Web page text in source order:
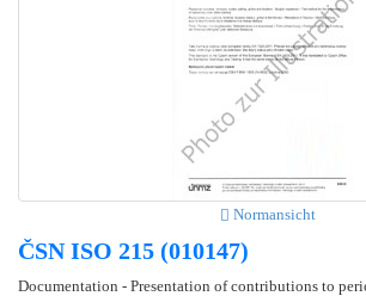
Normansicht
ČSN ISO 215 (010147)
Documentation - Presentation of contributions to